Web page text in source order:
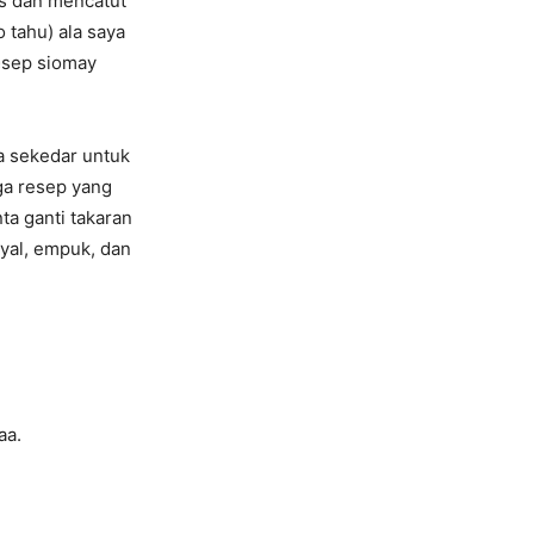
tahu) ala saya
siomay
sekedar untuk
resep yang
ganti takaran
empuk, dan